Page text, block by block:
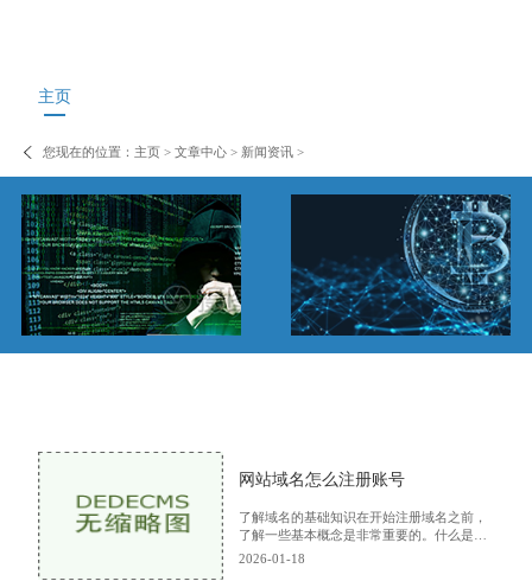
主页
您现在的位置： 主页 >文章中心 > 新闻资讯 >
网站域名怎么注册账号
了解域名的基础知识在开始注册域名之前，
了解一些基本概念是非常重要的。什么是域
名？域名是互联网中用于识别某一特定地址
2026-01-18